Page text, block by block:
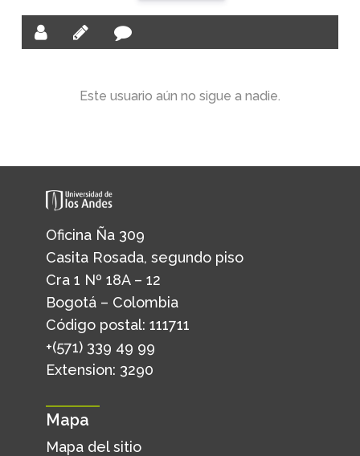
Este usuario aún no sigue a nadie.
Oficina Ña 309
Casita Rosada, segundo piso
Cra 1 Nº 18A – 12
Bogotá – Colombia
Código postal: 111711
+(571) 339 49 99
Extension: 3290
Mapa
Mapa del sitio